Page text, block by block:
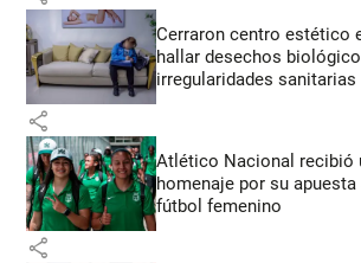
Cerraron centro estético
hallar desechos
irregularidades sanitarias
share
Atlético Nacional recibió
homenaje por su
fútbol femenino
share